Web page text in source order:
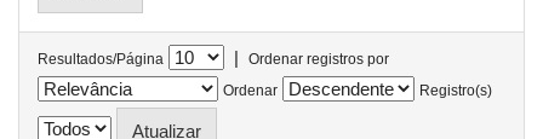
Resultados/Página |
Ordenar registros por
Ordenar
Registro(s)